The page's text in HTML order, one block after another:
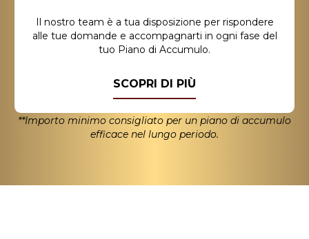
Il nostro team è a tua disposizione per rispondere
alle tue domande e accompagnarti in ogni fase del
tuo Piano di Accumulo.
SCOPRI DI PIÙ
**Importo minimo consigliato per un piano di accumulo
efficace nel lungo periodo.